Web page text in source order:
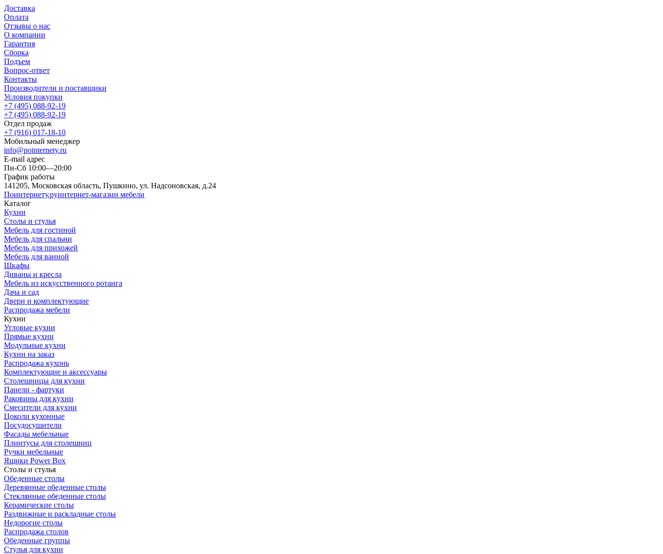
Доставка
Оплата
Отзывы о нас
О компании
Гарантия
Сборка
Подъем
Вопрос-ответ
Контакты
Производители и поставщики
Условия покупки
+7 (495) 088-92-19
+7 (495) 088-92-19
Отдел продаж
+7 (916) 017-18-10
Мобильный менеджер
info@pointernety.ru
E-mail адрес
Пн-Сб 10:00—20:00
График работы
141205, Московская область, Пушкино, ул. Надсоновская, д.24
Поинтернету.руинтернет-магазин мебели
Каталог
Кухни
Столы и стулья
Мебель для гостиной
Мебель для спальни
Мебель для прихожей
Мебель для ванной
Шкафы
Диваны и кресла
Мебель из искусственного ротанга
Дача и сад
Двери и комплектующие
Распродажа мебели
Кухни
Угловые кухни
Прямые кухни
Модульные кухни
Кухни на заказ
Распродажа кухонь
Комплектующие и аксессуары
Столешницы для кухни
Панели - фартуки
Раковины для кухни
Смесители для кухни
Цоколи кухонные
Посудосушители
Фасады мебельные
Плинтусы для столешниц
Ручки мебельные
Ящики Power Box
Столы и стулья
Обеденные столы
Деревянные обеденные столы
Стеклянные обеденные столы
Керамические столы
Раздвижные и раскладные столы
Недорогие столы
Распродажа столов
Обеденные группы
Стулья для кухни